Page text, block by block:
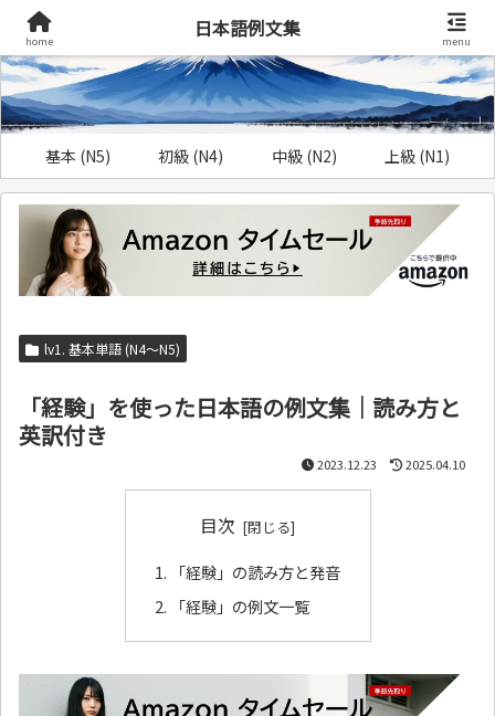
基本 (N5) 初級 (N4) 中級 (N2) 上級 (N1)
lv1. 基本単語 (N4～N5)
「経験」を使った日本語の例文集｜読み方と
英訳付き
2023.12.23 2025.04.10
目次
「経験」の読み方と発音
「経験」の例文一覧
home
日本語例文集
menu